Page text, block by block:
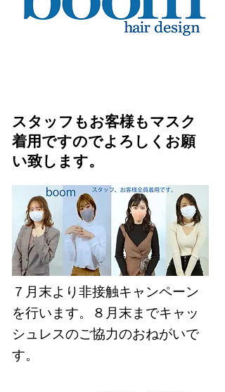
スタッフもお客様もマスク
着用ですのでよろしくお願
い致します。
​７月末より非接触キャンペーン
を行います。８月末までキャッ
シュレスのご協力のおねがいで
す。